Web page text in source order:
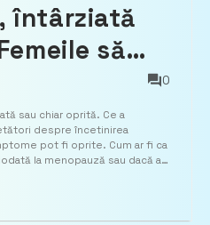
întârziată
să
să
când să
0
sau chiar oprită. Ce a
despre încetinirea
pot fi oprite. Cum ar fi ca
la menopauză sau dacă ar
sfârșitul ciclurilor [&hellip...